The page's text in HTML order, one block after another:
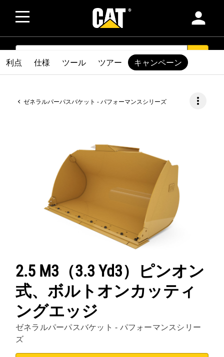
person
SEARCH
ゼネラルパーパスバケット - パフォーマンスシリーズ more_vert
2.5 M3（3.3 Yd3）ピンオン
式、ボルトオンカッティ
ングエッジ
ゼネラルパーパスバケット - パフォーマンスシリー
ズ
利点 仕様 ツール ツアー キャンペーン